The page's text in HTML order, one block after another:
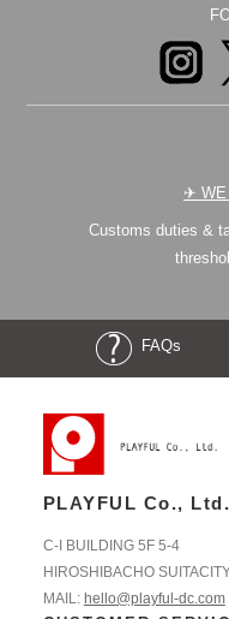
✈︎ WE
Customs duties &
FAQs
PLAYFUL Co., Ltd.
C-I BUILDING 5F 5-4
HIROSHIBACHO
MAIL: hello@playful-dc.com